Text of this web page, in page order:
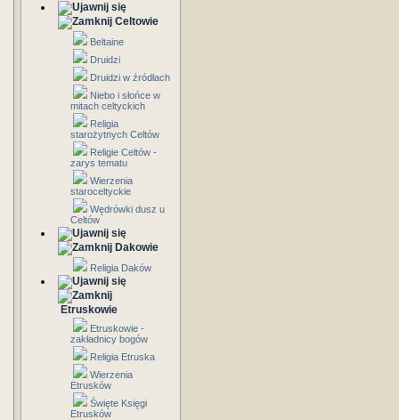
Celtowie
Beltaine
Druidzi
Druidzi w źródłach
Niebo i słońce w
mitach celtyckich
Religia
starożytnych Celtów
Religie Celtów -
zarys tematu
Wierzenia
staroceltyckie
Wędrówki dusz u
Celtów
Dakowie
Religia Daków
Etruskowie
Etruskowie -
zakładnicy bogów
Religia Etruska
Wierzenia
Etrusków
Święte Księgi
Etrusków